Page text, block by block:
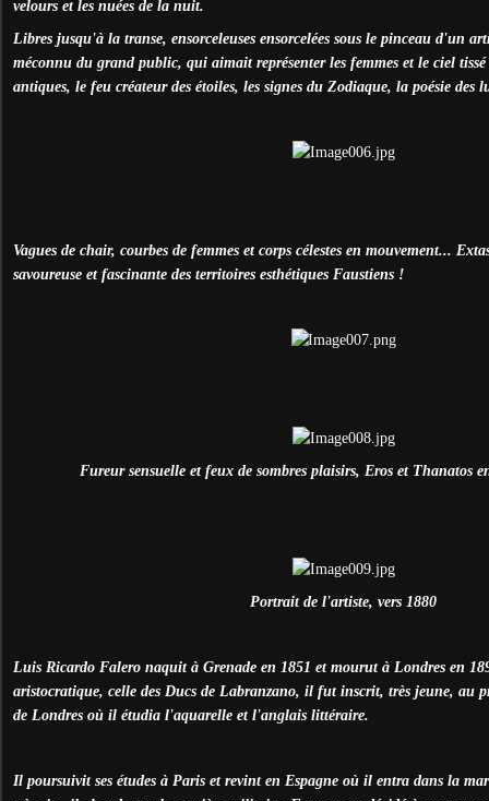
velours et les nuées de la nuit.
Libres jusqu'à la transe, ensorceleuses ensorcelées sous le pinceau d'un
méconnu du grand public, qui aimait représenter les femmes et le ciel tissé
antiques, le feu créateur des étoiles, les signes du Zodiaque, la poésie des
Vagues de chair, courbes de femmes et corps célestes en mouvement...
savoureuse et fascinante des territoires esthétiques Faustiens !
Fureur sensuelle et feux de sombres plaisirs, Eros et Thanatos
Portrait de l'artiste, vers 1880
Luis Ricardo Falero naquit à Grenade en 1851 et mourut à Londres en
aristocratique, celle des Ducs de Labranzano, il fut inscrit, très jeune, au
de Londres où il étudia l'aquarelle et l'anglais littéraire.
Il poursuivit ses études à Paris et revint en Espagne où il entra dans la